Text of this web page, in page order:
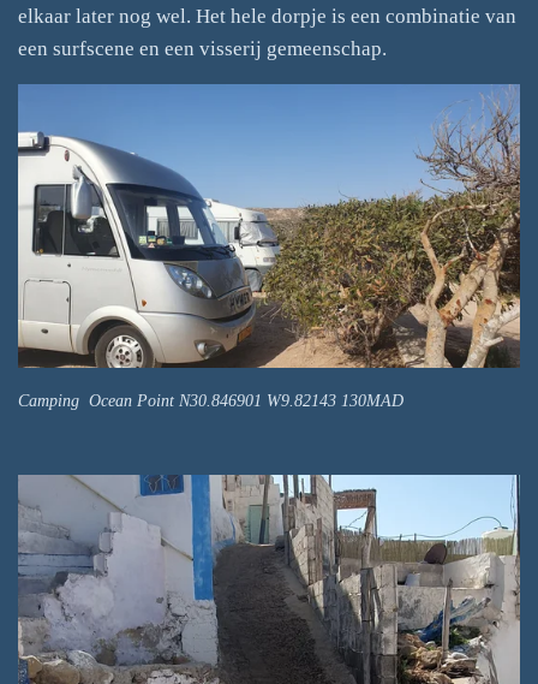
elkaar later nog wel. Het hele dorpje is een combinatie van
een surfscene en een visserij gemeenschap.
Camping Ocean Point N30.846901 W9.82143 130MAD